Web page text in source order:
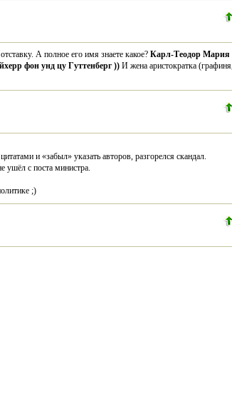
А полное его имя знаете какое? Карл-Теодор Мария
фон унд цу Гуттенберг )) И жена аристократка (графиня,
и «забыл» указать авторов, разгорелся скандал.
ушёл с поста министра.
;)